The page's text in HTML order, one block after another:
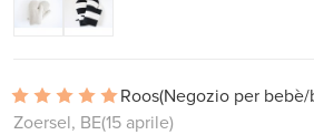
Roos(Negozio per
Zoersel, BE(15 aprile)